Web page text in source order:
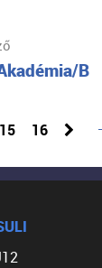
B
15 16